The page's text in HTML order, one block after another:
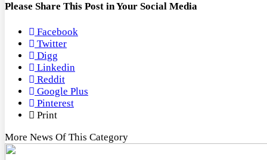
Please Share This Post in Your Social Media
Facebook
Twitter
Digg
Linkedin
Reddit
Google Plus
Pinterest
Print
More News Of This Category